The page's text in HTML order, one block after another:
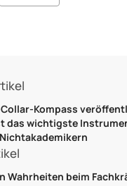
Kompass
das wichtigste
Wahrheiten beim